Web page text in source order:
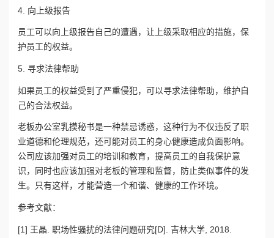
4. 向上级报告
员工可以向上级报告自己的遭遇，让上级采取相应的措施，保
护员工的权益。
5. 寻求法律帮助
如果员工的权益受到了严重侵犯，可以寻求法律帮助，维护自
己的合法权益。
老板办公室乳摸秘书是一种禁忌诱惑，这种行为不仅违反了职
业道德和伦理规范，还可能对员工的身心健康造成负面影响。
公司应该加强对员工的培训和教育，提高员工的自我保护意
识，同时也应该加强对老板的管理和监督，防止类似事件的发
生。只有这样，才能营造一个和谐、健康的工作环境。
参考文献：
[1] 王晶. 职场性骚扰的法律问题研究[D]. 吉林大学, 2018.